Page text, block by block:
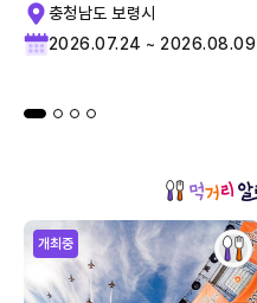
충청남도 보령시
2026.07.24 ~ 2026.08.09
개최중